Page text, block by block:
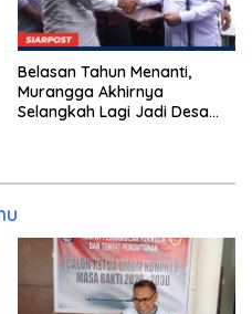
Belasan Tahun Menanti,
Murangga Akhirnya
Selangkah Lagi Jadi Desa